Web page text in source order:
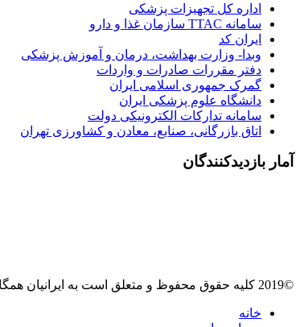
اداره کل تجهیزات پزشکی
سامانه TTAC سازمان غذا و دارو
ایران کد
وبدا- وزارت بهداشت، درمان و آموزش پزشکی
دفتر مقررات صادرات و واردات
گمرک جمهوری اسلامی ایران
دانشگاه علوم پزشکی ایران
سامانه تدارکات الکترونیکی دولت
اتاق بازرگانی، صنایع، معادن و کشاورزی تهران
آمار بازدیدکنندگان
©2019 کلیه حقوق محفوظ و متعلق است به ایرانیان همگام. طراحی سایت
خانه